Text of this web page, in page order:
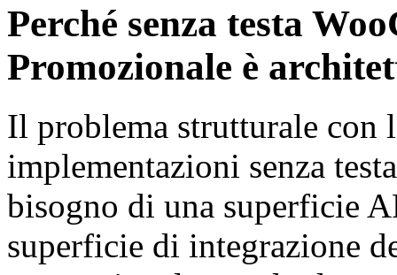
Perché senza testa
Promozionale è
Il problema strutturale con
implementazioni senza
bisogno di una superficie
superficie di integrazione